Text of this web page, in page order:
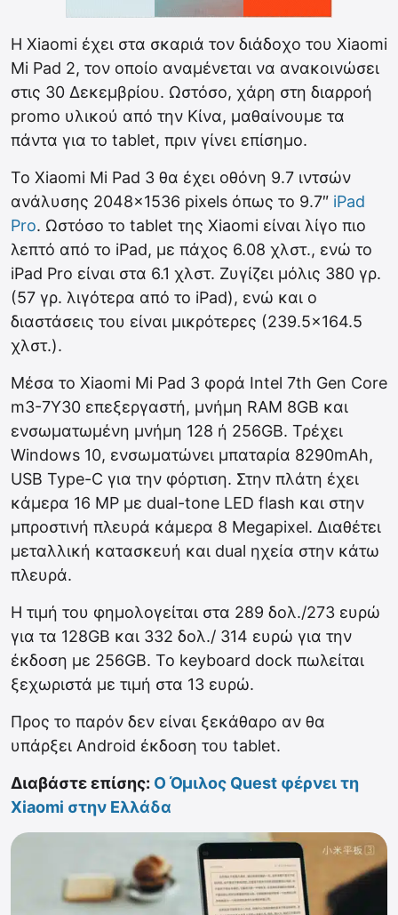
Η Xiaomi έχει στα σκαριά τον διάδοχο του Xiaomi
Mi Pad 2, τον οποίο αναμένεται να ανακοινώσει
στις 30 Δεκεμβρίου. Ωστόσο, χάρη στη διαρροή
promo υλικού από την Κίνα, μαθαίνουμε τα
πάντα για το tablet, πριν γίνει επίσημο.
Το Xiaomi Mi Pad 3 θα έχει οθόνη 9.7 ιντσών
ανάλυσης 2048×1536 pixels όπως το 9.7″ iPad
Pro. Ωστόσο το tablet της Xiaomi είναι λίγο πιο
λεπτό από το iPad, με πάχος 6.08 χλστ., ενώ το
iPad Pro είναι στα 6.1 χλστ. Ζυγίζει μόλις 380 γρ.
(57 γρ. λιγότερα από το iPad), ενώ και ο
διαστάσεις του είναι μικρότερες (239.5×164.5
χλστ.).
Μέσα το Xiaomi Mi Pad 3 φορά Intel 7th Gen Core
m3-7Y30 επεξεργαστή, μνήμη RAM 8GB και
ενσωματωμένη μνήμη 128 ή 256GB. Τρέχει
Windows 10, ενσωματώνει μπαταρία 8290mAh,
USB Type-C για την φόρτιση. Στην πλάτη έχει
κάμερα 16 MP με dual-tone LED flash και στην
μπροστινή πλευρά κάμερα 8 Megapixel. Διαθέτει
μεταλλική κατασκευή και dual ηχεία στην κάτω
πλευρά.
H τιμή του φημολογείται στα 289 δολ./273 ευρώ
για τα 128GB και 332 δολ./ 314 ευρώ για την
έκδοση με 256GB. Το keyboard dock πωλείται
ξεχωριστά με τιμή στα 13 ευρώ.
Προς το παρόν δεν είναι ξεκάθαρο αν θα
υπάρξει Android έκδοση του tablet.
Διαβάστε επίσης: Ο Όμιλος Quest φέρνει τη
Xiaomi στην Ελλάδα